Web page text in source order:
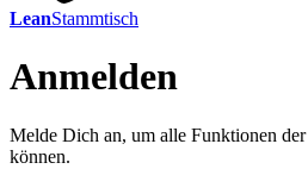
LeanStammtisch
Anmelden
Melde Dich an, um alle Funktionen der
können.